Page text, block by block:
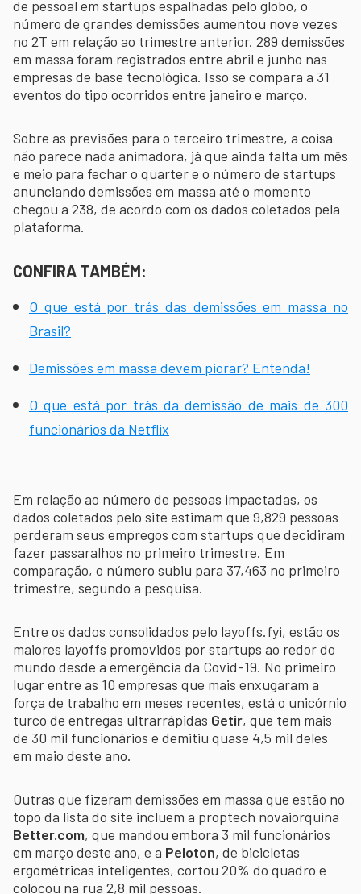
de pessoal em startups espalhadas pelo globo, o
número de grandes demissões aumentou nove vezes
no 2T em relação ao trimestre anterior. 289 demissões
em massa foram registrados entre abril e junho nas
empresas de base tecnológica. Isso se compara a 31
eventos do tipo ocorridos entre janeiro e março.
Sobre as previsões para o terceiro trimestre, a coisa
não parece nada animadora, já que ainda falta um mês
e meio para fechar o quarter e o número de startups
anunciando demissões em massa até o momento
chegou a 238, de acordo com os dados coletados pela
plataforma.
CONFIRA TAMBÉM:
O que está por trás das demissões em massa no
Brasil?
Demissões em massa devem piorar? Entenda!
O que está por trás da demissão de mais de 300
funcionários da Netflix
Em relação ao número de pessoas impactadas, os
dados coletados pelo site estimam que 9,829 pessoas
perderam seus empregos com startups que decidiram
fazer passaralhos no primeiro trimestre. Em
comparação, o número subiu para 37,463 no primeiro
trimestre, segundo a pesquisa.
Entre os dados consolidados pelo layoffs.fyi, estão os
maiores layoffs promovidos por startups ao redor do
mundo desde a emergência da Covid-19. No primeiro
lugar entre as 10 empresas que mais enxugaram a
força de trabalho em meses recentes, está o unicórnio
turco de entregas ultrarrápidas Getir, que tem mais
de 30 mil funcionários e demitiu quase 4,5 mil deles
em maio deste ano.
Outras que fizeram demissões em massa que estão no
topo da lista do site incluem a proptech novaiorquina
Better.com, que mandou embora 3 mil funcionários
em março deste ano, e a Peloton, de bicicletas
ergométricas inteligentes, cortou 20% do quadro e
colocou na rua 2,8 mil pessoas.